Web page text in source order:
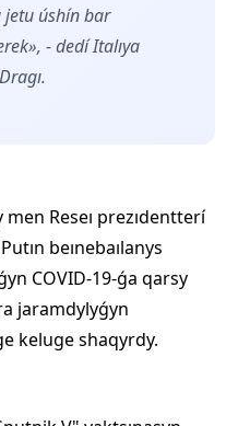
jetu úshín bar
- dedí Italıya
men Reseı prezıdentterí
beınebaılanys
COVID-19-ǵa qarsy
jaramdylyǵyn
keluge shaqyrdy.